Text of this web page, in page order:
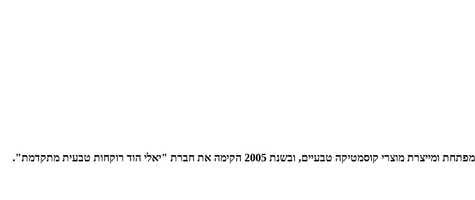
ממש עכשיו, בזמן הסגר קיבלתי לסקר את הספר "לעשות נפלאות עם קוסמטיקה מן הטבע" שכתבה יאלי הוד מפתחת ומייצרת מוצרי קוסמטיקה טבעיים, ובשנת 2005 הקימה את חברת "יאלי הוד רוקחות טבעית מתקדמת".